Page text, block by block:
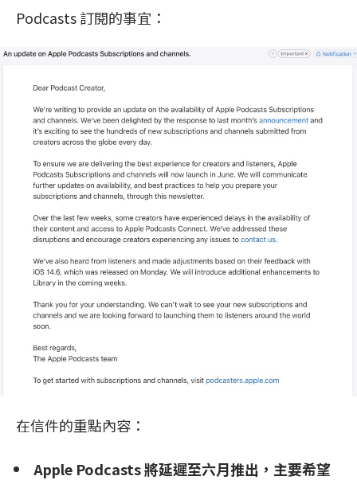
Podcasts 訂閱的事宜：
在信件的重點內容：
Apple Podcasts 將延遲至六月推出，主要希望